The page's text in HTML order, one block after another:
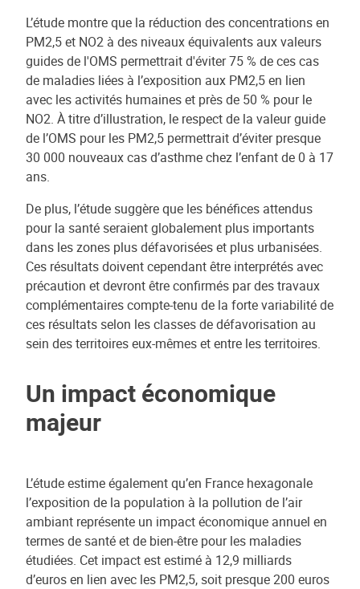
L’étude montre que la réduction des concentrations en
PM2,5 et NO2 à des niveaux équivalents aux valeurs
guides de l'OMS permettrait d'éviter 75 % de ces cas
de maladies liées à l’exposition aux PM2,5 en lien
avec les activités humaines et près de 50 % pour le
NO2. À titre d’illustration, le respect de la valeur guide
de l’OMS pour les PM2,5 permettrait d’éviter presque
30 000 nouveaux cas d’asthme chez l’enfant de 0 à 17
ans.
De plus, l’étude suggère que les bénéfices attendus
pour la santé seraient globalement plus importants
dans les zones plus défavorisées et plus urbanisées.
Ces résultats doivent cependant être interprétés avec
précaution et devront être confirmés par des travaux
complémentaires compte-tenu de la forte variabilité de
ces résultats selon les classes de défavorisation au
sein des territoires eux-mêmes et entre les territoires.
Un impact économique
majeur
L’étude estime également qu’en France hexagonale
l’exposition de la population à la pollution de l’air
ambiant représente un impact économique annuel en
termes de santé et de bien-être pour les maladies
étudiées. Cet impact est estimé à 12,9 milliards
d’euros en lien avec les PM2,5, soit presque 200 euros